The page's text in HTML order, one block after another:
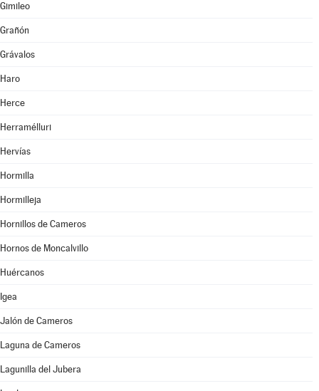
Gimileo
Grañón
Grávalos
Haro
Herce
Herramélluri
Hervías
Hormilla
Hormilleja
Hornillos de Cameros
Hornos de Moncalvillo
Huércanos
Igea
Jalón de Cameros
Laguna de Cameros
Lagunilla del Jubera